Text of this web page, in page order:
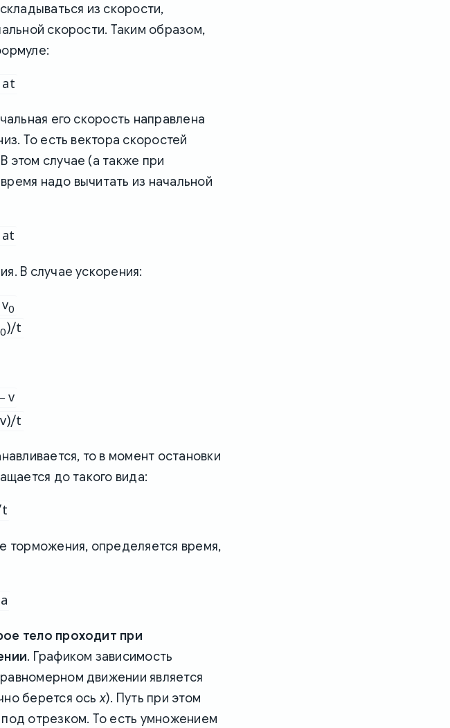
из скорости,
скорости. Таким образом,
at
его скорость направлена
То есть вектора скоростей
этом случае (а также при
надо вычитать из начальной
В случае ускорения:
0
0)/t
v
t
то в момент остановки
до такого вида:
торможения, определяется время,
тело проходит при
. Графиком зависимость
движении является
берется осьx). Путь при этом
отрезком. То есть умножением